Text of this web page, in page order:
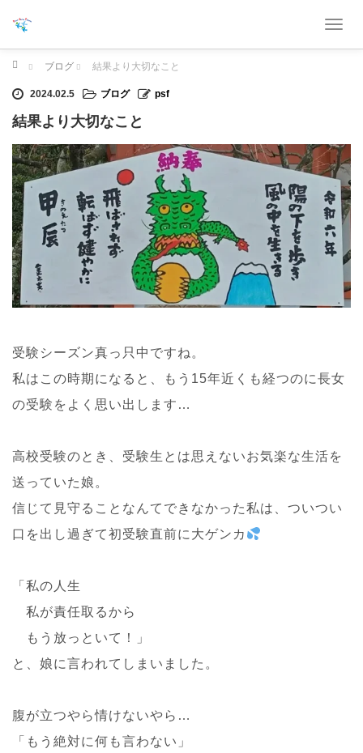
T
a
v
i
g
a
t
i
ホーム ブログ 結果より大切なこと
2024.02.5 ブログ psf
結果より大切なこと
受験シーズン真っ只中ですね。
私はこの時期になると、もう15年近くも経つのに長女
の受験をよく思い出します…
高校受験のとき、受験生とは思えないお気楽な生活を
送っていた娘。
信じて見守ることなんてできなかった私は、ついつい
口を出し過ぎて初受験直前に大ゲンカ
「私の人生
私が責任取るから
もう放っといて！」
と、娘に言われてしまいました。
腹が立つやら情けないやら…
「もう絶対に何も言わない」